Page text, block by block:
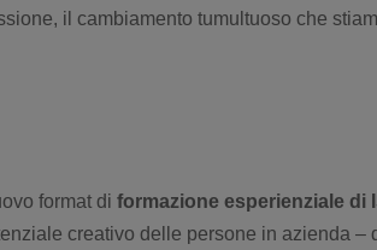
il cambiamento tumultuoso che
format di formazione esperienziale di
creativo delle persone in azienda –